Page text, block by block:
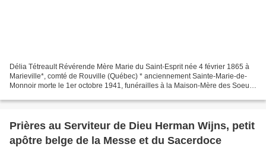
Délia Tétreault Révérende Mère Marie du Saint-Esprit née 4 février 1865 à
Marieville*, comté de Rouville (Québec) * anciennement Sainte-Marie-de-
Monnoir morte le 1er octobre 1941, funérailles à la Maison-Mère des Soeurs
Prières au Serviteur de Dieu Herman Wijns, petit
apôtre belge de la Messe et du Sacerdoce